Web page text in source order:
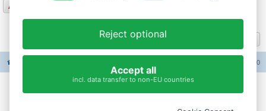
Antworten
8 Beiträge • Seite1von1
UTC+02:00
Impressum
Reject optional
Accept all
incl. data transfer to non-EU countries